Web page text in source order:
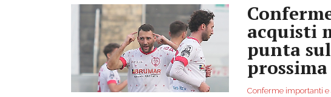
acquisti
punta
Conferme importanti